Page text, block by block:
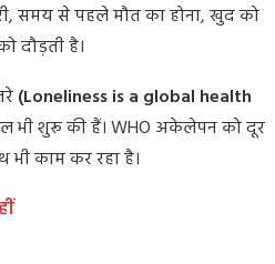
समय से पहले मौत का होना, खुद को
दौड़ती है।
(Loneliness is a global health
भी शुरू की हैं। WHO अकेलेपन को दूर
काम कर रहा है।